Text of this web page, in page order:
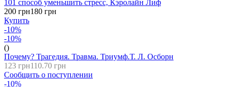
101 способ уменьшить стресс, Кэролайн Лиф
200 грн180 грн
Купить
-10%
-10%
()
Почему? Трагедия. Травма. Триумф.Т. Л. Осборн
123 грн110.70 грн
Сообщить о поступлении
-10%